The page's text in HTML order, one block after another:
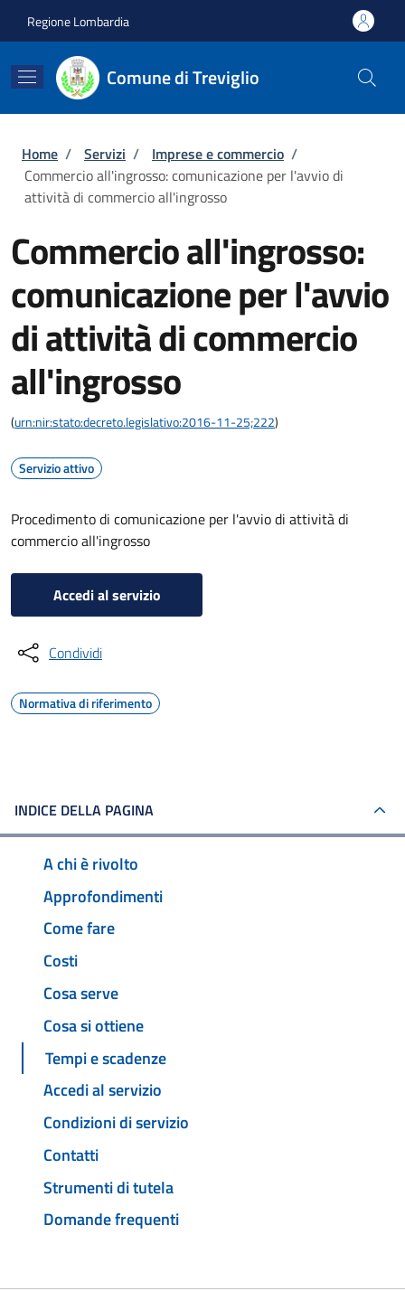
Regione Lombardia
Comune di Treviglio
Briciole di pane
Home / Servizi / Imprese e commercio /
Commercio all'ingrosso: comunicazione per l'avvio di
attività di commercio all'ingrosso
Commercio all'ingrosso:
comunicazione per l'avvio
di attività di commercio
all'ingrosso
(urn:nir:stato:decreto.legislativo:2016-11-25;222)
Servizio attivo
Procedimento di comunicazione per l'avvio di attività di
commercio all'ingrosso
Accedi al servizio
Condividi
Normativa di riferimento
INDICE DELLA PAGINA
A chi è rivolto
Approfondimenti
Come fare
Costi
Cosa serve
Cosa si ottiene
Tempi e scadenze
Accedi al servizio
Condizioni di servizio
Contatti
Strumenti di tutela
Domande frequenti